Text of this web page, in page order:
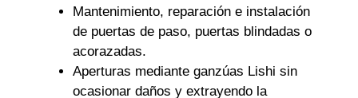
Mantenimiento, reparación e instalación
de puertas de paso, puertas blindadas o
acorazadas.
Aperturas mediante ganzúas Lishi sin
ocasionar daños y extrayendo la